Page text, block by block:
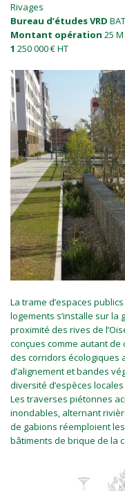
Rivages
Bureau d’études VRD
Montant opération 25
1 250 000 € HT
La trame d’espaces
logements s’installe sur la
proximité des rives de
conçues comme autant
des corridors écologiques
d’alignement et bandes
diversité d’espèces
Les traverses piétonnes
inondables, alternant
de gabions réemploient
bâtiments de brique de la